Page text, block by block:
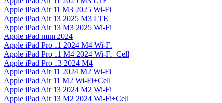
Apple iPad Air 11 M3 2025 Wi-Fi
Apple iPad Air 13 2025 M3 LTE
Apple iPad Air 13 M3 2025 Wi-Fi
Apple iPad mini 2024
Apple iPad Pro 11 2024 M4 Wi-Fi
Apple iPad Pro 11 M4 2024 Wi-Fi+Cell
Apple iPad Pro 13 2024 M4
Apple iPad Air 11 2024 M2 Wi-Fi
Apple iPad Air 11 M2 Wi-Fi+Cell
Apple iPad Air 13 2024 M2 Wi-Fi
Apple iPad Air 13 M2 2024 Wi-Fi+Cell